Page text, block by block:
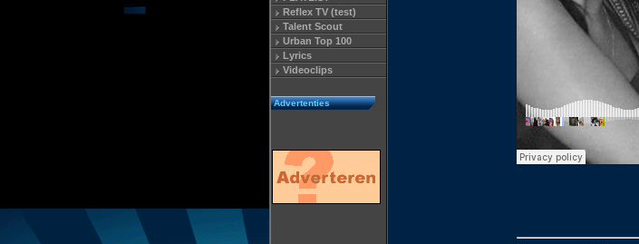
Reflex TV (test)
Talent Scout
Urban Top 100
Lyrics
Videoclips
Advertenties